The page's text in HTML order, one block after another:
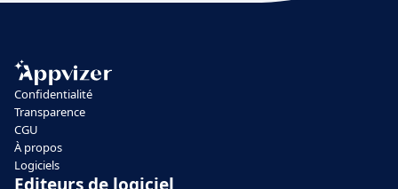
Confidentialité
Transparence
CGU
À propos
Logiciels